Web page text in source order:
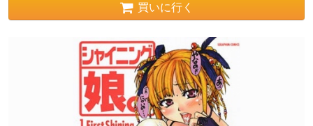
買いに行く